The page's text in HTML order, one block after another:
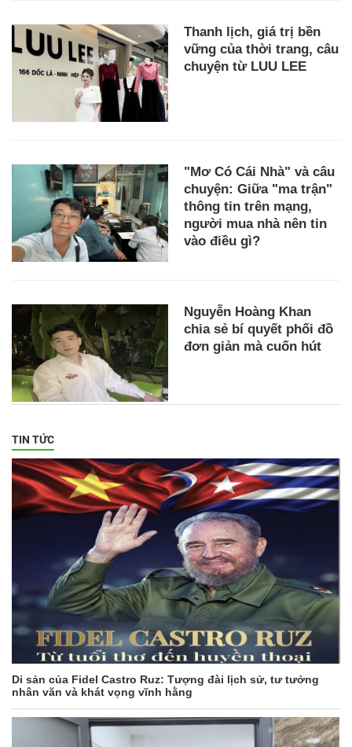
Thanh lịch, giá trị bền
vững của thời trang, câu
chuyện từ LUU LEE
"Mơ Có Cái Nhà" và câu
chuyện: Giữa "ma trận"
thông tin trên mạng,
người mua nhà nên tin
vào điều gì?
Nguyễn Hoàng Khan
chia sẻ bí quyết phối đồ
đơn giản mà cuốn hút
TIN TỨC
Di sản của Fidel Castro Ruz: Tượng đài lịch sử, tư tưởng
nhân văn và khát vọng vĩnh hằng